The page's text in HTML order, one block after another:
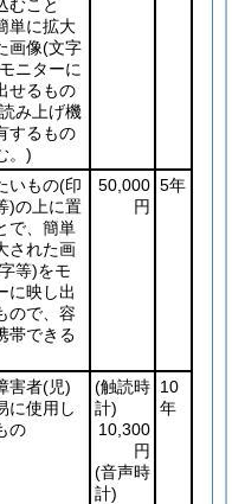
むこと
単に拡大
画像(文字
ニターに
せるもの
み上げ機
するもの
。)
いもの(印
)の上に置
で、簡単
された画
等)をモ
に映し出
ので、容
帯できる
50,000
円
5年
害者(児)
に使用し
の
(触読時
計)
10,300
円
(音声時
計)
10
年